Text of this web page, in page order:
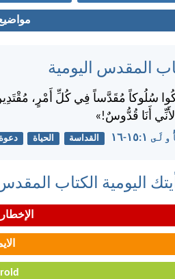
المقدس اليومية
سُلُوكاً مُقَدَّساً فِي كُلِّ أَمْرٍ،
أَنَا قُدُّوسٌ!»
‏١٦ القداسة الحياة دعوة
اليومية الكتاب